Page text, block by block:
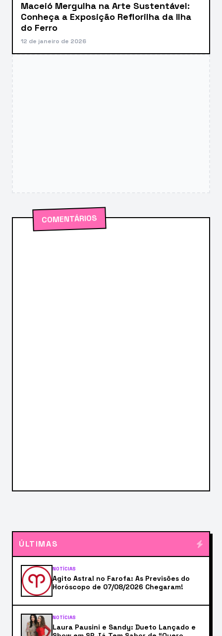
Maceió Mergulha na Arte Sustentável:
Conheça a Exposição Reflorilha da Ilha
do Ferro
12 de janeiro de 2026
COMENTÁRIOS
ÚLTIMAS
NOTÍCIAS
Agito Astral no Farofa: As Previsões do
Horóscopo de 07/08/2026 Chegaram!
NOTÍCIAS
Laura Pausini e Sandy: Dueto Lançado e